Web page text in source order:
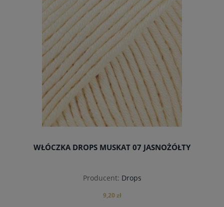
WŁÓCZKA DROPS MUSKAT 07 JASNOŻÓŁTY
Producent: Drops
9,20 zł